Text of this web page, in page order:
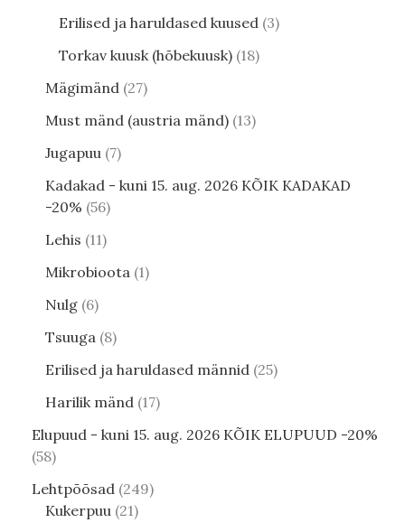
Erilised ja haruldased kuused 3
Torkav kuusk (hõbekuusk) 18
Mägimänd 27
Must mänd (austria mänd) 13
Jugapuu 7
Kadakad - kuni 15. aug. 2026 KÕIK KADAKAD
-20% 56
Lehis 11
Mikrobioota 1
Nulg 6
Tsuuga 8
Erilised ja haruldased männid 25
Harilik mänd 17
Elupuud - kuni 15. aug. 2026 KÕIK ELUPUUD -20%
58
Lehtpõõsad 249
Kukerpuu 21